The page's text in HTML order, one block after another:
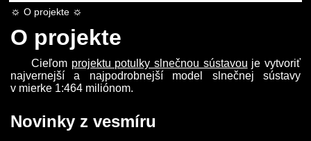
☼ O projekte ☼
O projekte
Cieľom projektu potulky slnečnou sústavou je vytvoriť
najvernejší a najpodrobnejší model slnečnej sústavy
v mierke 1:464 miliónom.
Novinky z vesmíru